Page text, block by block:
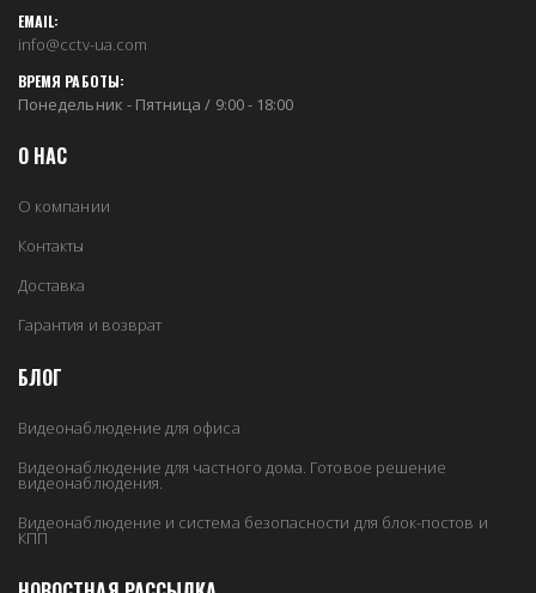
EMAIL:
info@cctv-ua.com
ВРЕМЯ РАБОТЫ:
Понедельник - Пятница / 9:00 - 18:00
О НАС
О компании
Контакты
Доставка
Гарантия и возврат
БЛОГ
Видеонаблюдение для офиса
Видеонаблюдение для частного дома. Готовое решение
видеонаблюдения.
Видеонаблюдение и система безопасности для блок-постов и
КПП